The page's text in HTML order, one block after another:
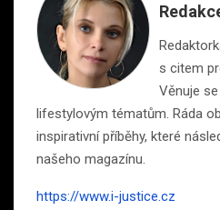
s citem
Věnuje
lifestylovým tématům. Ráda
inspirativní příběhy, které
našeho magazínu.
https://www.i-justice.cz